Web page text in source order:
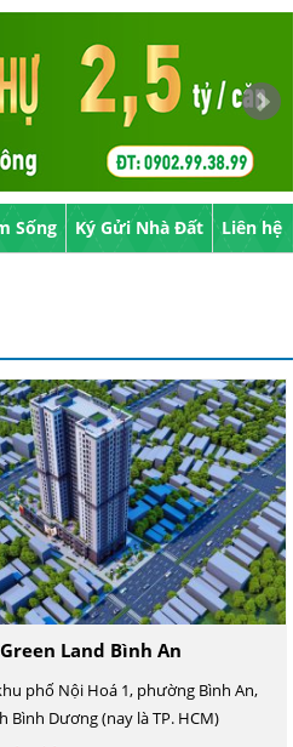
Sống Ký Gửi Nhà Đất Liên hệ
Land Bình An
phố Nội Hoá 1, phường Bình An,
Bình Dương (nay là TP. HCM)